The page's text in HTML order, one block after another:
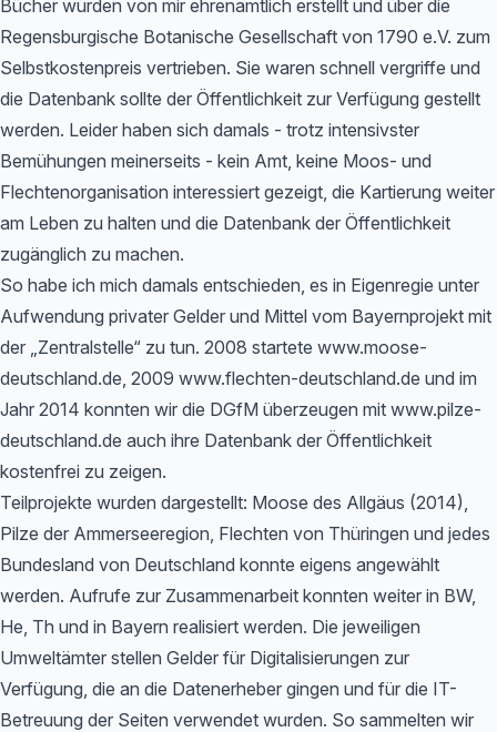
Bücher wurden von mir ehrenamtlich erstellt und über die
Regensburgische Botanische Gesellschaft von 1790 e.V. zum
Selbstkostenpreis vertrieben. Sie waren schnell vergriffe und
die Datenbank sollte der Öffentlichkeit zur Verfügung gestellt
werden. Leider haben sich damals - trotz intensivster
Bemühungen meinerseits - kein Amt, keine Moos- und
Flechtenorganisation interessiert gezeigt, die Kartierung weiter
am Leben zu halten und die Datenbank der Öffentlichkeit
zugänglich zu machen.
So habe ich mich damals entschieden, es in Eigenregie unter
Aufwendung privater Gelder und Mittel vom Bayernprojekt mit
der „Zentralstelle“ zu tun. 2008 startete www.moose-
deutschland.de, 2009 www.flechten-deutschland.de und im
Jahr 2014 konnten wir die DGfM überzeugen mit www.pilze-
deutschland.de auch ihre Datenbank der Öffentlichkeit
kostenfrei zu zeigen.
Teilprojekte wurden dargestellt: Moose des Allgäus (2014),
Pilze der Ammerseeregion, Flechten von Thüringen und jedes
Bundesland von Deutschland konnte eigens angewählt
werden. Aufrufe zur Zusammenarbeit konnten weiter in BW,
He, Th und in Bayern realisiert werden. Die jeweiligen
Umweltämter stellen Gelder für Digitalisierungen zur
Verfügung, die an die Datenerheber gingen und für die IT-
Betreuung der Seiten verwendet wurden. So sammelten wir